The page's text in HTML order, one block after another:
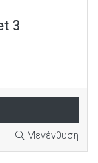
3
Μεγένθυση